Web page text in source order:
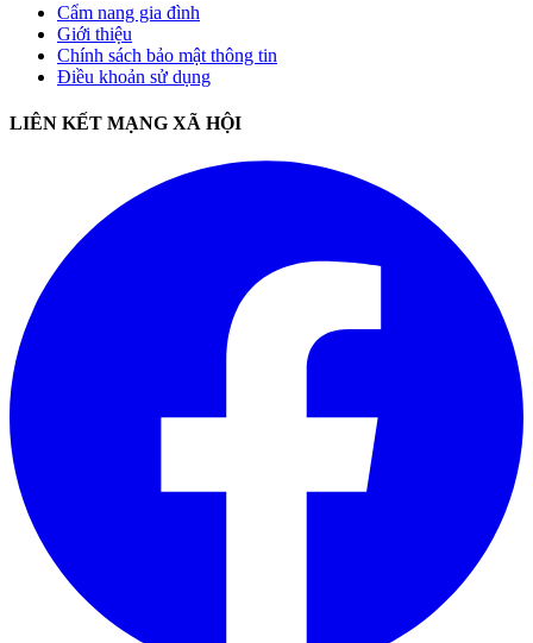
Cẩm nang gia đình
Giới thiệu
Chính sách bảo mật thông tin
Điều khoản sử dụng
LIÊN KẾT MẠNG XÃ HỘI